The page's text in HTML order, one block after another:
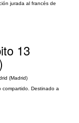
jurada al francés de
13
(Madrid)
Destinado a